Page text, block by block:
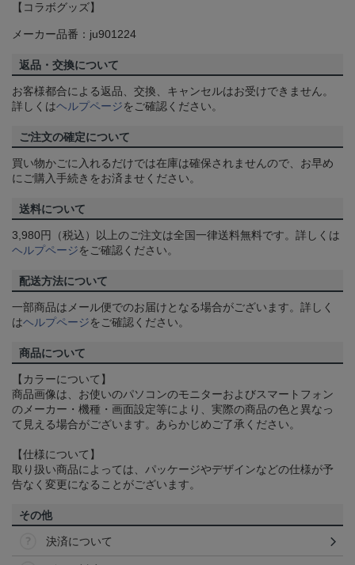
【コラボグッズ】
メーカー品番：ju901224
返品・交換について
お客様都合による返品、交換、キャンセルはお受けできません。
詳しくはヘルプページをご確認ください。
ご注文の確定について
買い物かごに入れるだけでは在庫は確保されませんので、お早め
にご購入手続きをお済ませください。
送料について
3,980円（税込）以上のご注文は全国一律送料無料です。詳しくは
ヘルプページをご確認ください。
配送方法について
一部商品はメール便でのお届けとなる場合がございます。詳しく
はヘルプページをご確認ください。
商品について
【カラーについて】
商品画像は、お使いのパソコンのモニターおよびスマートフォン
のメーカー・機種・画面設定等により、実際の商品の色と異なっ
て見える場合がございます。あらかじめご了承ください。
【仕様について】
取り扱い商品によっては、パッケージやデザインなどの仕様が予
告なく変更になることがございます。
その他
決済について